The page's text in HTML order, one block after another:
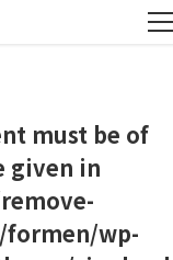
must be of
given in
wp-